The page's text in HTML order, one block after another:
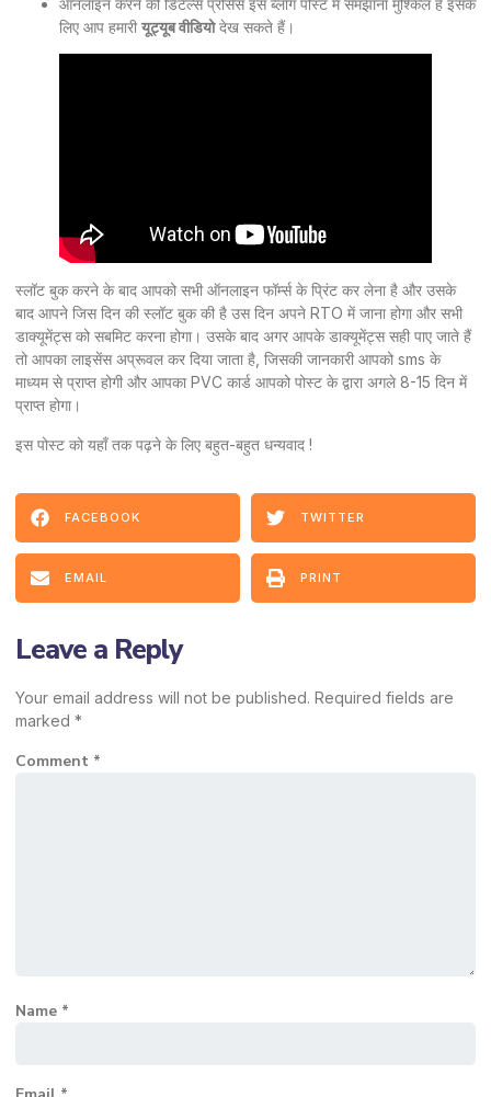
ऑनलाइन करने की डिटेल्स प्रोसेस इस ब्लॉग पोस्ट में समझाना मुश्किल है इसके
लिए आप हमारी यूट्यूब वीडियोदेख सकते हैं।
स्लॉट बुक करने के बाद आपको सभी ऑनलाइन फॉर्म्स के प्रिंट कर लेना है और उसके
बाद आपने जिस दिन की स्लॉट बुक की है उस दिन अपने RTO में जाना होगा और सभी
डाक्यूमेंट्स को सबमिट करना होगा। उसके बाद अगर आपके डाक्यूमेंट्स सही पाए जाते हैं
तो आपका लाइसेंस अप्रूवल कर दिया जाता है, जिसकी जानकारी आपको sms के
माध्यम से प्राप्त होगी और आपका PVC कार्ड आपको पोस्ट के द्वारा अगले 8-15 दिन में
प्राप्त होगा।
इस पोस्ट को यहाँ तक पढ़ने के लिए बहुत-बहुत धन्यवाद !
FACEBOOK TWITTER
EMAIL PRINT
Leave a Reply
Your email address will not be published. Required fields are
marked *
Comment *
Name *